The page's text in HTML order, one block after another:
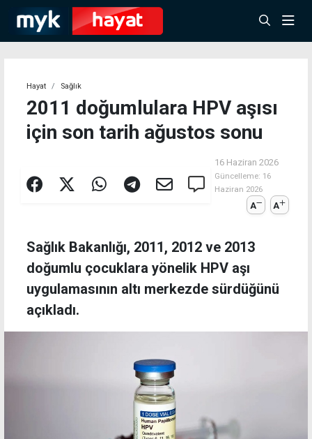
Hayat Sağlık
2011 doğumlulara HPV aşısı
için son tarih ağustos sonu
16 Haziran 2026
Güncelleme: 16
Haziran 2026
A A
Sağlık Bakanlığı, 2011, 2012 ve 2013
doğumlu çocuklara yönelik HPV aşı
uygulamasının altı merkezde sürdüğünü
açıkladı.